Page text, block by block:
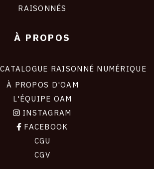
RAISONNÉS
À PROPOS
RAISONNÉ NUMÉRIQUE
À PROPOS D'OAM
L'ÉQUIPE OAM
INSTAGRAM
FACEBOOK
CGU
CGV